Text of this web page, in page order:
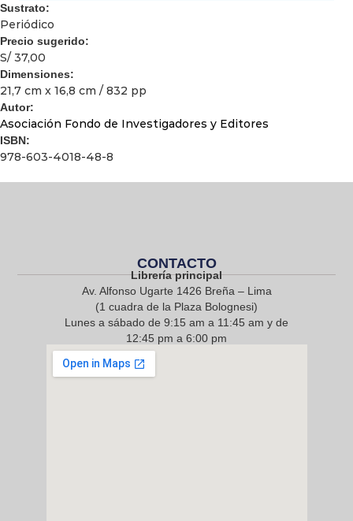
Sustrato:
Periódico
Precio sugerido:
S/ 37,00
Dimensiones:
21,7 cm x 16,8 cm / 832 pp
Autor:
Asociación Fondo de Investigadores y Editores
ISBN:
978-603-4018-48-8
CONTACTO
Librería principal
Av. Alfonso Ugarte 1426 Breña – Lima
(1 cuadra de la Plaza Bolognesi)
Lunes a sábado de 9:15 am a 11:45 am y de
12:45 pm a 6:00 pm
968 217 912